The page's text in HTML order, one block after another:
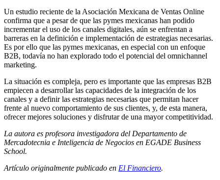
Un estudio reciente de la Asociación Mexicana de Ventas Online
confirma que a pesar de que las pymes mexicanas han podido
incrementar el uso de los canales digitales, aún se enfrentan a
barreras en la definición e implementación de estrategias necesarias.
Es por ello que las pymes mexicanas, en especial con un enfoque
B2B, todavía no han explorado todo el potencial del omnichannel
marketing.
La situación es compleja, pero es importante que las empresas B2B
empiecen a desarrollar las capacidades de la integración de los
canales y a definir las estrategias necesarias que permitan hacer
frente al nuevo comportamiento de sus clientes, y, de esta manera,
ofrecer mejores soluciones y disfrutar de una mayor competitividad.
La autora es profesora investigadora del Departamento de
Mercadotecnia e Inteligencia de Negocios en EGADE Business
School.
Artículo originalmente publicado en El Financiero.